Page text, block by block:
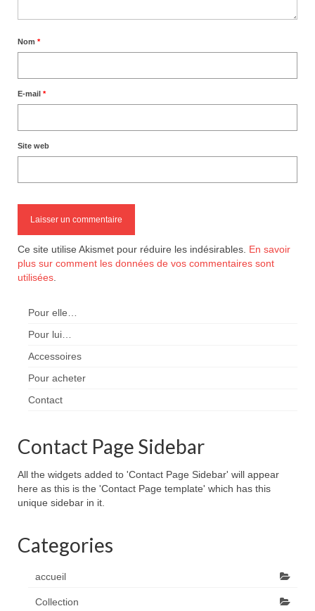
Nom *
E-mail *
Site web
Ce site utilise Akismet pour réduire les indésirables. En savoir
plus sur comment les données de vos commentaires sont
utilisées
Pour elle…
Pour lui…
Accessoires
Pour acheter
Contact
Contact Page Sidebar
All the widgets added to 'Contact Page Sidebar' will appear
here as this is the 'Contact Page template' which has this
unique sidebar in it.
Categories
accueil
Collection